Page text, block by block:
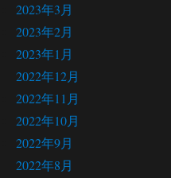
2023年3月
2023年2月
2023年1月
2022年12月
2022年11月
2022年10月
2022年9月
2022年8月